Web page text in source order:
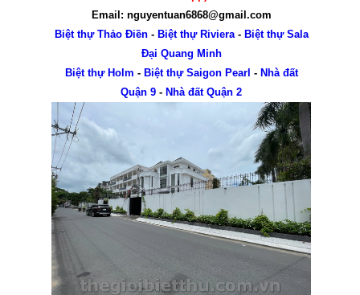
Email: nguyentuan6868@gmail.com
Biệt thự Thảo Điền- Biệt thự Riviera- Biệt thự Sala
Đại Quang Minh
Biệt thự Holm - Biệt thự Saigon Pearl - Nhà đất
Quận 9 - Nhà đất Quận 2